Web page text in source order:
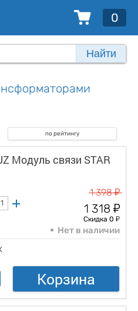
0
Найти
по рейтингу
Модуль связи STAR
1 398у
1 318 у
Скидка 0 у
Нет в наличии
Корзина